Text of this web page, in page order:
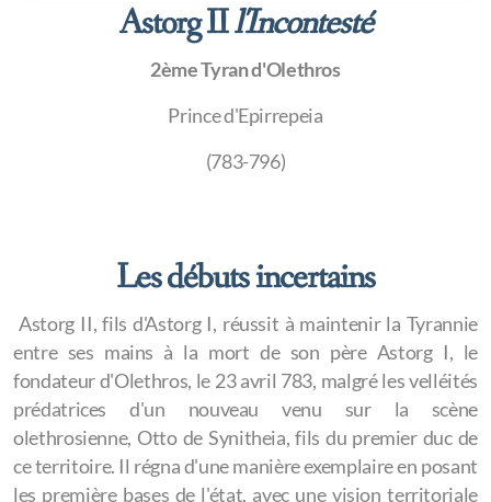
Astorg IIl'Incontesté
2ème Tyran d'Olethros
Prince d'Epirrepeia
(783-796)
Les débuts incertains
Astorg II, fils d'Astorg I, réussit à maintenir la Tyrannie
entre ses mains à la mort de son père Astorg I, le
fondateur d'Olethros, le 23 avril 783, malgré les velléités
prédatrices d'un nouveau venu sur la scène
olethrosienne, Otto de Synitheia, fils du premier duc de
ce territoire. Il régna d'une manière exemplaire en posant
les première bases de l'état, avec une vision territoriale